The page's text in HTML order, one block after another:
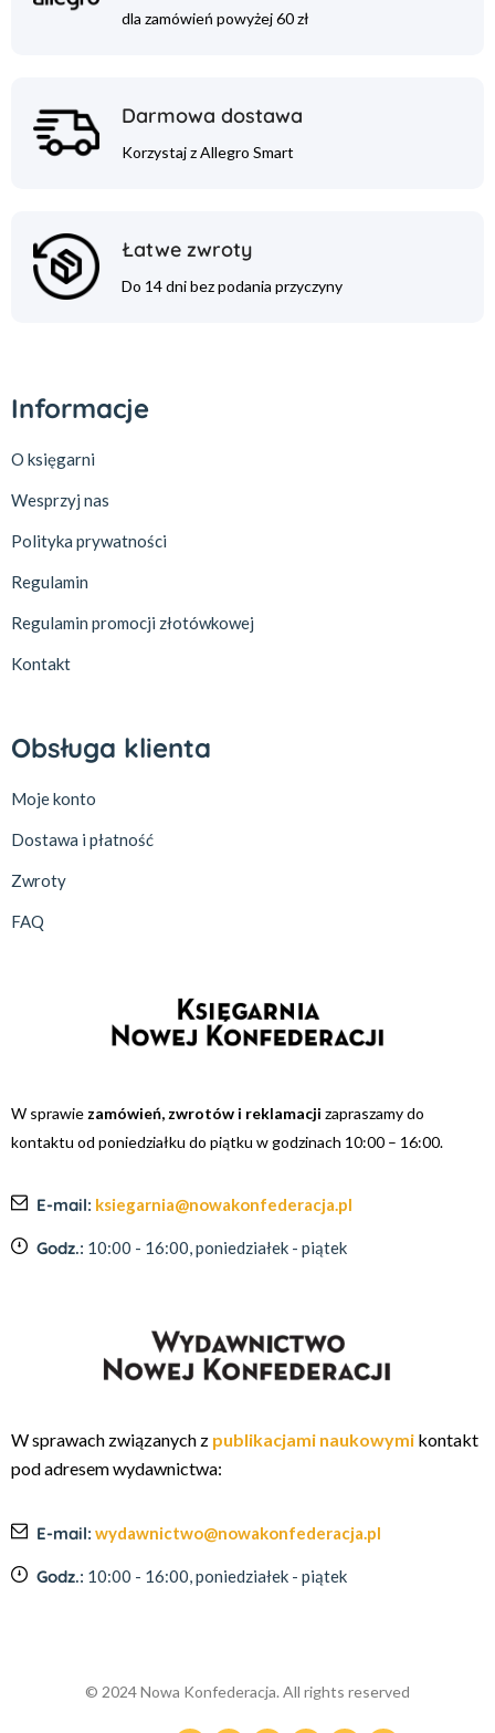
dla zamówień powyżej 60 zł
Darmowa dostawa
Korzystaj z Allegro Smart
Łatwe zwroty
Do 14 dni bez podania przyczyny
Informacje
O księgarni
Wesprzyj nas
Polityka prywatności
Regulamin
Regulamin promocji złotówkowej
Kontakt
Obsługa klienta
Moje konto
Dostawa i płatność
Zwroty
FAQ
W sprawie zamówień, zwrotów i reklamacji zapraszamy do
kontaktu od poniedziałku do piątku w godzinach 10:00 – 16:00.
E-mail: ksiegarnia@nowakonfederacja.pl
Godz.: 10:00 - 16:00, poniedziałek - piątek
W sprawach związanych z publikacjami naukowymi kontakt
pod adresem wydawnictwa:
E-mail: wydawnictwo@nowakonfederacja.pl
Godz.: 10:00 - 16:00, poniedziałek - piątek
© 2024 Nowa Konfederacja. All rights reserved